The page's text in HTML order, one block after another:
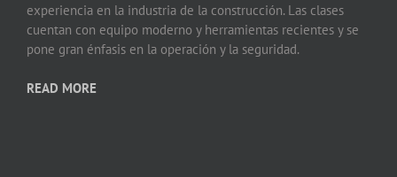
experiencia en la industria de la construcción. Las clases
cuentan con equipo moderno y herramientas recientes y se
pone gran énfasis en la operación y la seguridad.
READ MORE